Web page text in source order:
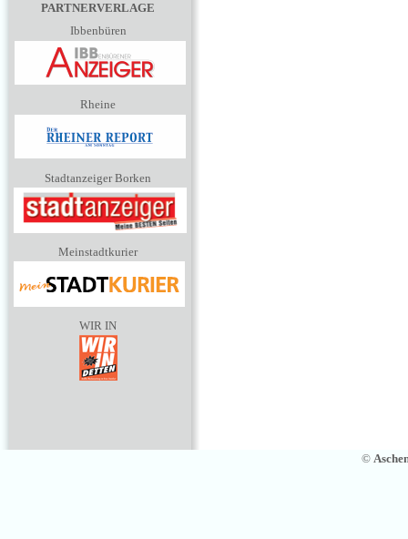
PARTNERVERLAGE
Ibbenbüren
Rheine
Stadtanzeiger Borken
Meinstadtkurier
WIR IN
©